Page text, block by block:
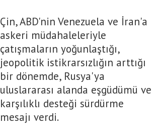
Çin, ABD'nin Venezuela ve İran'a
askeri müdahaleleriyle
çatışmaların yoğunlaştığı,
jeopolitik istikrarsızlığın arttığı
bir dönemde, Rusya'ya
uluslararası alanda eşgüdümü ve
karşılıklı desteği sürdürme
mesajı verdi.